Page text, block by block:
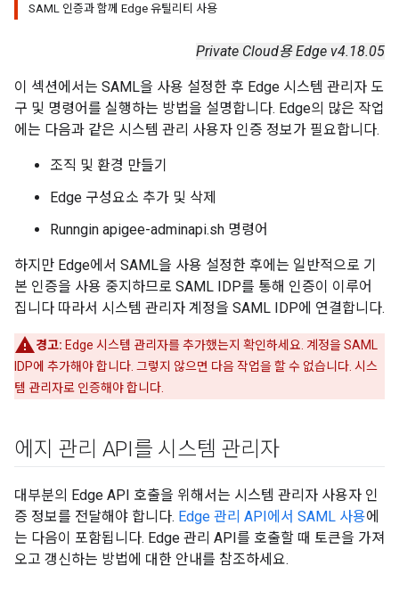
SAML 인증과 함께 Edge 유틸리티 사용
Private Cloud용 Edge v4.18.05
이 섹션에서는 SAML을 사용 설정한 후 Edge 시스템 관리자 도
구 및 명령어를 실행하는 방법을 설명합니다. Edge의 많은 작업
에는 다음과 같은 시스템 관리 사용자 인증 정보가 필요합니다.
조직 및 환경 만들기
Edge 구성요소 추가 및 삭제
Runngin apigee-adminapi.sh 명령어
하지만 Edge에서 SAML을 사용 설정한 후에는 일반적으로 기
본 인증을 사용 중지하므로 SAML IDP를 통해 인증이 이루어
집니다 따라서 시스템 관리자 계정을 SAML IDP에 연결합니다.
경고: Edge 시스템 관리자를 추가했는지 확인하세요. 계정을 SAML
IDP에 추가해야 합니다. 그렇지 않으면 다음 작업을 할 수 없습니다. 시스
템 관리자로 인증해야 합니다.
에지 관리 API를 시스템 관리자
대부분의 Edge API 호출을 위해서는 시스템 관리자 사용자 인
증 정보를 전달해야 합니다. Edge 관리 API에서 SAML 사용에
는 다음이 포함됩니다. Edge 관리 API를 호출할 때 토큰을 가져
오고 갱신하는 방법에 대한 안내를 참조하세요.